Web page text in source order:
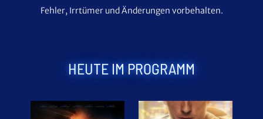
Fehler, Irrtümer und Änderungen vorbehalten.
HEUTE IM PROGRAMM